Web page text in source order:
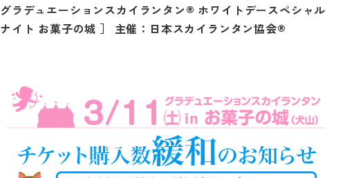
グラデュエーションスカイランタン® ホワイトデースペシャル
ナイト お菓子の城 ］ 主催：日本スカイランタン協会®